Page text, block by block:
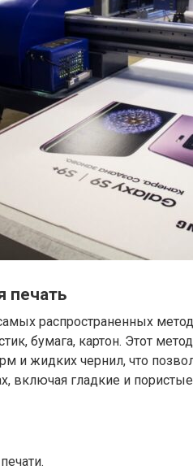
печать
распространенных
бумага, картон. Этот
и жидких чернил, что
включая гладкие и